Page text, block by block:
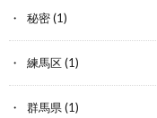
秘密(1)
練馬区(1)
群馬県(1)